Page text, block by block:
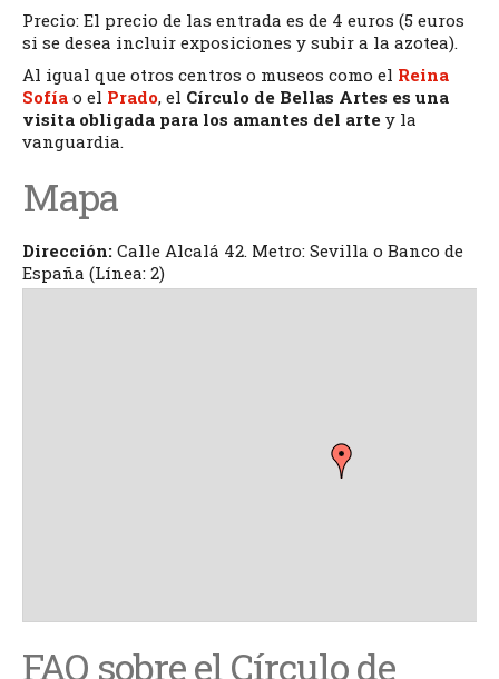
Precio: El precio de las entrada es de 4 euros (5 euros
si se desea incluir exposiciones y subir a la azotea).
Al igual que otros centros o museos como el Reina
Sofía o el Prado, el Círculo de Bellas Artes es una
visita obligada para los amantes del arte y la
vanguardia.
Mapa
Dirección: Calle Alcalá 42. Metro: Sevilla o Banco de
España (Línea: 2)
FAQ sobre el Círculo de